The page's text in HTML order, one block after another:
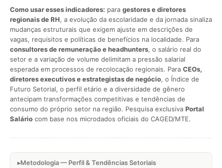
Como usar esses indicadores: para gestores e diretores
regionais de RH, a evolução da escolaridade e da jornada sinaliza
mudanças estruturais que exigem ajuste em descrições de
vagas, requisitos e políticas de benefícios na localidade. Para
consultores de remuneração e headhunters, o salário real do
setor e a variação de volume delimitam a pressão salarial
esperada em processos de recolocação regionais. Para CEOs,
diretores executivos e estrategistas de negócio, o Índice de
Futuro Setorial, o perfil etário e a diversidade de gênero
antecipam transformações competitivas e tendências de
consumo do próprio setor na região. Pesquisa exclusiva Portal
Salário com base nos microdados oficiais do CAGED/MTE.
Metodologia — Perfil & Tendências Setoriais